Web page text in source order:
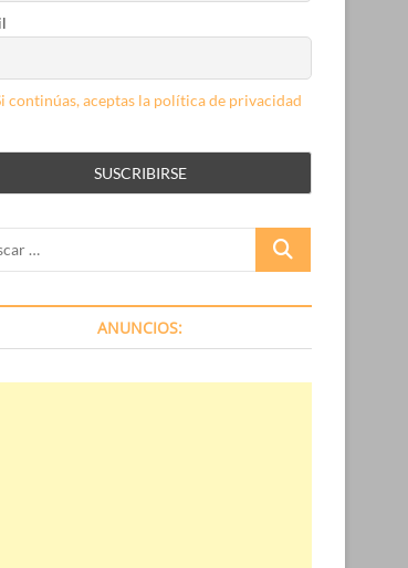
continúas, aceptas la política de privacidad
Buscar
ANUNCIOS: